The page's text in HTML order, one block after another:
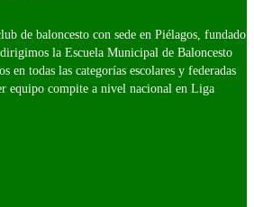
de baloncesto con sede en Piélagos, fundado
la Escuela Municipal de Baloncesto
en todas las categorías escolares y federadas
equipo compite a nivel nacional en Liga